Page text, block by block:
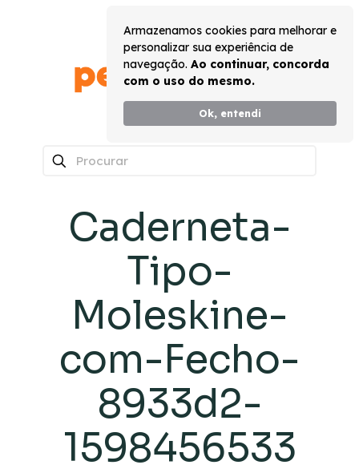
Armazenamos cookies para melhorar e
personalizar sua experiência de
navegação. Ao continuar, concorda
com o uso do mesmo.
Ok, entendi
Caderneta-
Tipo-
Moleskine-
com-Fecho-
8933d2-
1598456533